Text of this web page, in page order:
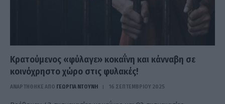
Κρατούμενος «φύλαγε» κοκαΐνη και κάνναβη σε
κοινόχρηστο χώρο στις φυλακές!
ΑΝΑΡΤΗΘΗΚΕ ΑΠΟ ΓΕΩΡΓΊΑ ΝΤΟΎΝΗ 16 ΣΕΠΤΕΜΒΡΊΟΥ 2025